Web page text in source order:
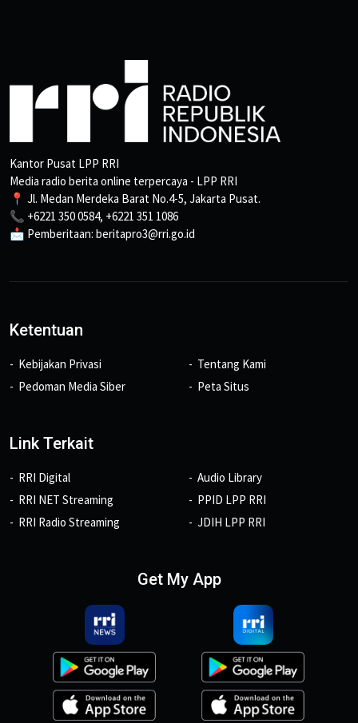
Kantor Pusat LPP RRI
Media radio berita online terpercaya - LPP RRI
📍 Jl. Medan Merdeka Barat No.4-5, Jakarta Pusat.
📞 +6221 350 0584, +6221 351 1086
📩 Pemberitaan: beritapro3@rri.go.id
Ketentuan
Kebijakan Privasi
Pedoman Media Siber
Tentang Kami
Peta Situs
Link Terkait
RRI Digital
RRI NET Streaming
RRI Radio Streaming
Audio Library
PPID LPP RRI
JDIH LPP RRI
Get My App